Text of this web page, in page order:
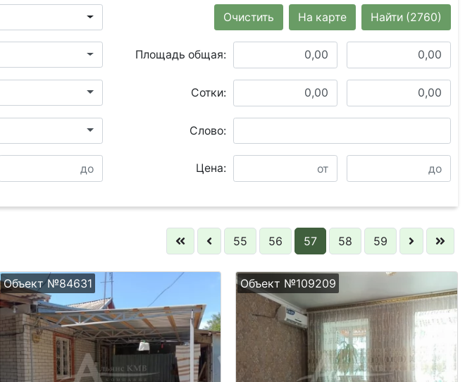
Найти (2760)
На карте
Очистить
Площадь общая:
Сотки:
Слово:
Цена:
55 56 57 58 59
Объект №84631 Объект №109209